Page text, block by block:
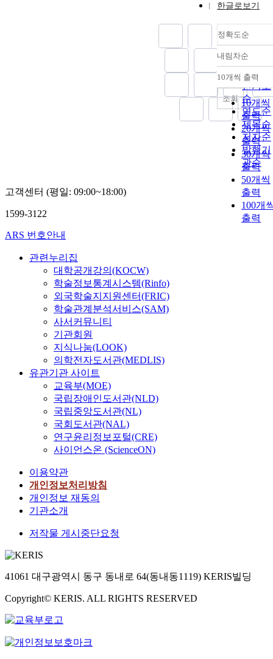
한글로보기
정확도순
정확도
순
인기도
순
연도순
제목순
저자순
발행기
관순
내림차순
내림
10개씩 출력
10개씩
출력
20개씩
출력
30개씩
출력
50개씩
출력
100개
출력
조회
고객센터 (평일: 09:00~18:00)
1599-3122
ARS 번호안내
관련누리집
대학공개강의(KOCW)
학술정보통계시스템(Rinfo)
외국학술지지원센터(FRIC)
학술관계분석서비스(SAM)
사서커뮤니티
기관회원
지식나눔(LOOK)
의학전자도서관(MEDLIS)
유관기관 사이트
교육부(MOE)
국립장애인도서관(NLD)
국립중앙도서관(NL)
국회도서관(NAL)
연구윤리정보포털(CRE)
사이언스온 (ScienceON)
이용약관
개인정보처리방침
개인정보 재동의
기관소개
저작물 게시중단요청
41061 대구광역시 동구 동내로 64(동내동1119) KERIS빌딩
Copyright© KERIS. ALL RIGHTS RESERVED